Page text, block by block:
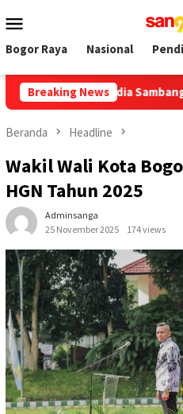
ke
kontenMobile
Bogor Raya Nasional
Breaking News
Media Sambangi Rumah
Beranda Headline
Wakil Wali Kota
HGN Tahun 2025
Adminsanga
25 November 2025
174 views